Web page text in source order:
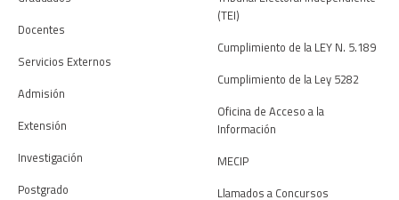
Docentes
Servicios Externos
Admisión
Extensión
Investigación
Postgrado
(TEI)
Cumplimiento de la LEY N. 5.189
Cumplimiento de la Ley 5282
Oficina de Acceso a la
Información
MECIP
Llamados a Concursos